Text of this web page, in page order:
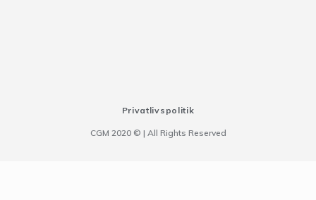
Privatlivspolitik
CGM 2020 ©​ | All Rights Reserved